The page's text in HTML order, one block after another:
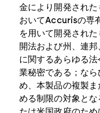
金により開発され
おいてAccurisの専
を用いて開発され
開法および州、連
に関するあらゆる
業秘密である；な
め、本製品の複製
める制限の対象とな